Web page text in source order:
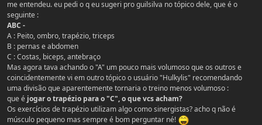
me entendeu. eu pedi o q eu sugeri pro guilsilva no tópico dele, que é o
seguinte :
ABC -
A : Peito, ombro, trapézio, triceps
B : pernas e abdomen
C : Costas, biceps, antebraço
Mas agora tava achando o "A" um pouco mais volumoso que os outros e
coincidentemente vi em outro tópico o usuário "Hulkylis" recomendando
uma divisão que aparentemente tornaria o treino menos volumoso :
que é jogar o trapézio para o "C", o que vcs acham?
Os exercícios de trapézio utilizam algo como sinergistas? acho q não é
músculo pequeno mas sempre é bom perguntar né!